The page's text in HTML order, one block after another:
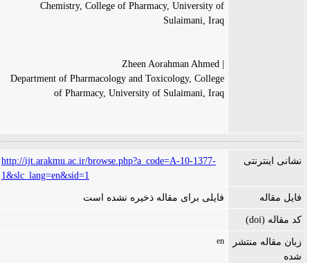
Chemistry, College of Pharmacy, University of
Sulaimani, Iraq
Department of Pharmacology and Toxicology, College
of Pharmacy, University of Sulaimani, Iraq
نشانی اینترنتی
http://ijt.arakmu.ac.ir/browse.php?a_code=A-10-1377-
1&slc_lang=en&sid=1
فایل مقاله فایلی برای مقاله ذخیره نشده است
کد مقاله (doi)
زبان مقاله منتشر
شده
en